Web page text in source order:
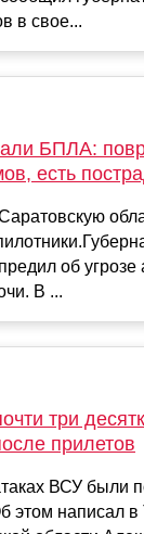
в свое...
БПЛА:
есть
об
В ...
три
прилетов
ВСУ были
этом написал в